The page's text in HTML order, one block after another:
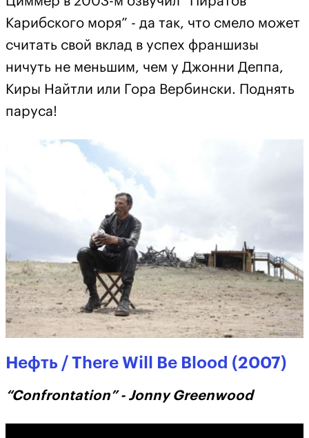
Карибского моря” - да так, что смело может
считать свой вклад в успех франшизы
ничуть не меньшим, чем у Джонни Деппа,
Киры Найтли или Гора Вербински. Поднять
паруса!
Нефть / There Will Be Blood (2007)
“Confrontation” - Jonny Greenwood